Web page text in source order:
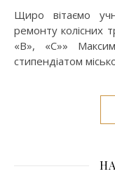
Щиро вітаємо учня 26 групи професії «Слюсар з
ремонту колісних
«В», «С»»
стипендіатом